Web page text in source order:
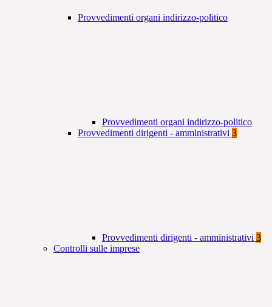
Provvedimenti organi indirizzo-politico
Provvedimenti organi indirizzo-politico
Provvedimenti dirigenti - amministrativi 3
Provvedimenti dirigenti - amministrativi 3
Controlli sulle imprese